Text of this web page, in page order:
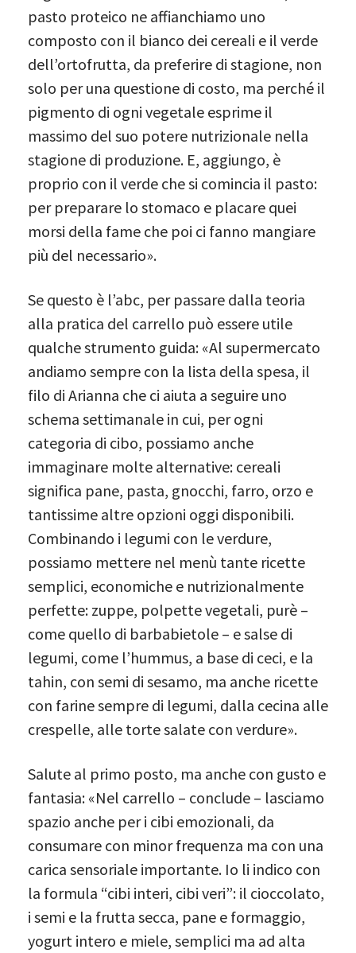
pasto proteico ne affianchiamo uno
composto con il bianco dei cereali e il verde
dell’ortofrutta, da preferire di stagione, non
solo per una questione di costo, ma perché il
pigmento di ogni vegetale esprime il
massimo del suo potere nutrizionale nella
stagione di produzione. E, aggiungo, è
proprio con il verde che si comincia il pasto:
per preparare lo stomaco e placare quei
morsi della fame che poi ci fanno mangiare
più del necessario».
Se questo è l’abc, per passare dalla teoria
alla pratica del carrello può essere utile
qualche strumento guida: «Al supermercato
andiamo sempre con la lista della spesa, il
filo di Arianna che ci aiuta a seguire uno
schema settimanale in cui, per ogni
categoria di cibo, possiamo anche
immaginare molte alternative: cereali
significa pane, pasta, gnocchi, farro, orzo e
tantissime altre opzioni oggi disponibili.
Combinando i legumi con le verdure,
possiamo mettere nel menù tante ricette
semplici, economiche e nutrizionalmente
perfette: zuppe, polpette vegetali, purè –
come quello di barbabietole – e salse di
legumi, come l’hummus, a base di ceci, e la
tahin, con semi di sesamo, ma anche ricette
con farine sempre di legumi, dalla cecina alle
crespelle, alle torte salate con verdure».
Salute al primo posto, ma anche con gusto e
fantasia: «Nel carrello – conclude – lasciamo
spazio anche per i cibi emozionali, da
consumare con minor frequenza ma con una
carica sensoriale importante. Io li indico con
la formula “cibi interi, cibi veri”: il cioccolato,
i semi e la frutta secca, pane e formaggio,
yogurt intero e miele, semplici ma ad alta